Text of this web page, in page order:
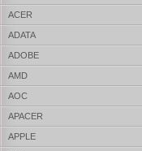
ACER
ADATA
ADOBE
AMD
AOC
APACER
APPLE